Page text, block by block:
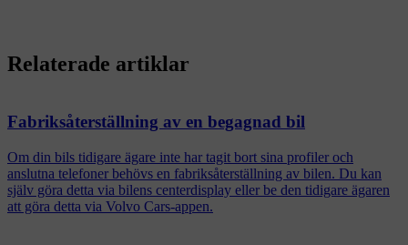
Relaterade artiklar
Fabriksåterställning av en begagnad bil
Om din bils tidigare ägare inte har tagit bort sina profiler och
anslutna telefoner behövs en fabriksåterställning av bilen. Du kan
själv göra detta via bilens centerdisplay eller be den tidigare ägaren
att göra detta via Volvo Cars-appen.